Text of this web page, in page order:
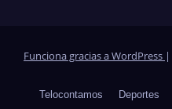
Funciona gracias a WordPress |
Telocontamos Deportes